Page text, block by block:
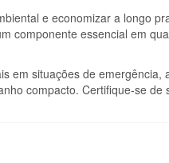
e economizar a longo
componente essencial em
em situações de emergência,
compacto. Certifique-se de